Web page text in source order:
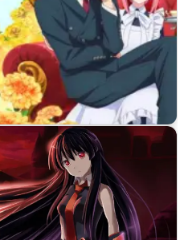
Мари»: что известно